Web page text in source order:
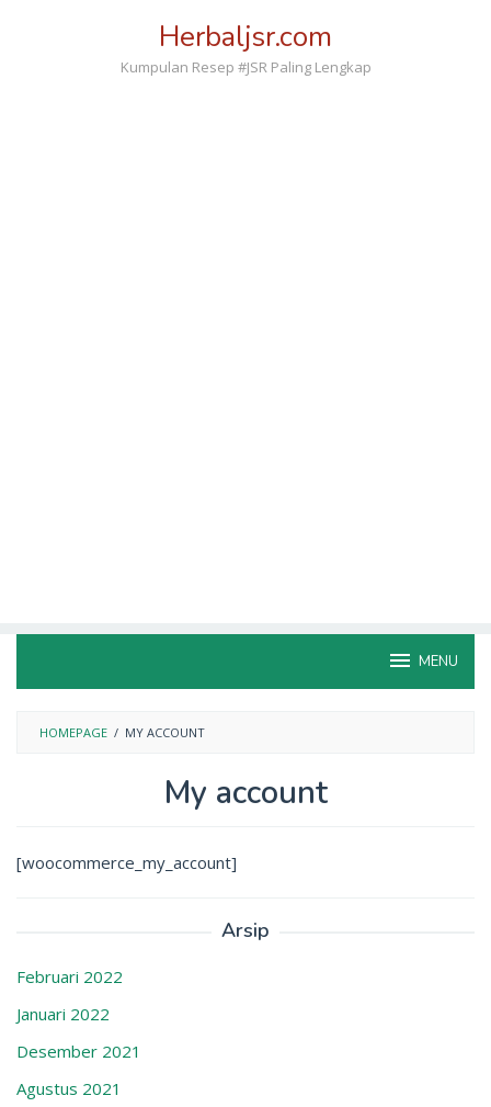
Herbaljsr.com
Kumpulan Resep #JSR Paling Lengkap
MENU
HOMEPAGE / MY ACCOUNT
My account
JSR
Diposting
[woocommerce_my_account]
Arsip
Februari 2022
Januari 2022
Desember 2021
Agustus 2021